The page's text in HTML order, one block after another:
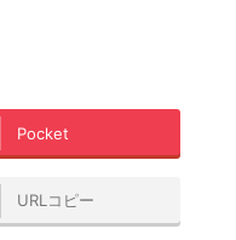
Pocket
URLコピー